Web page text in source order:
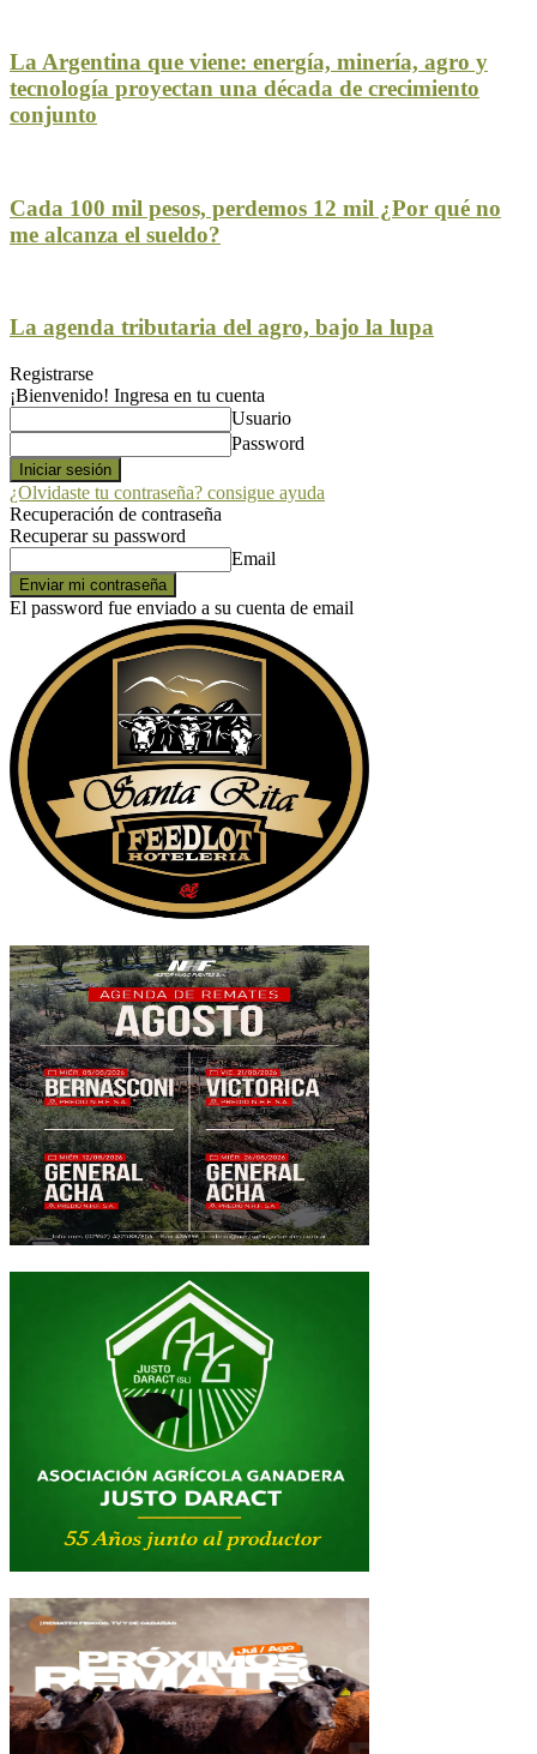
La Argentina que viene: energía, minería, agro y
tecnología proyectan una década de crecimiento
conjunto
Cada 100 mil pesos, perdemos 12 mil ¿Por qué no
me alcanza el sueldo?
La agenda tributaria del agro, bajo la lupa
Registrarse
¡Bienvenido! Ingresa en tu cuenta
Usuario
Password
¿Olvidaste tu contraseña? consigue ayuda
Recuperación de contraseña
Recuperar su password
Email
El password fue enviado a su cuenta de email